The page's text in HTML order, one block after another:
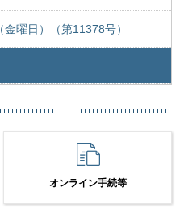
曜日）（第11378号）
オンライン手続等